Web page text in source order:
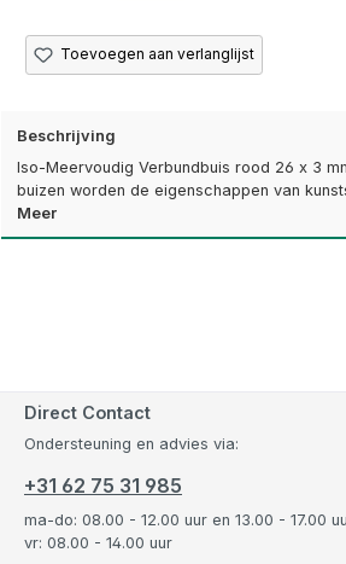
Toevoegen aan verlanglijst
Beschrijving
Iso-Meervoudig Verbundbuis rood 26 x 3
buizen worden de eigenschappen van
Meer
Direct Contact
Ondersteuning en advies via:
+31 62 75 31 985
ma-do: 08.00 - 12.00 uur en 13.00 - 17.00
vr: 08.00 - 14.00 uur